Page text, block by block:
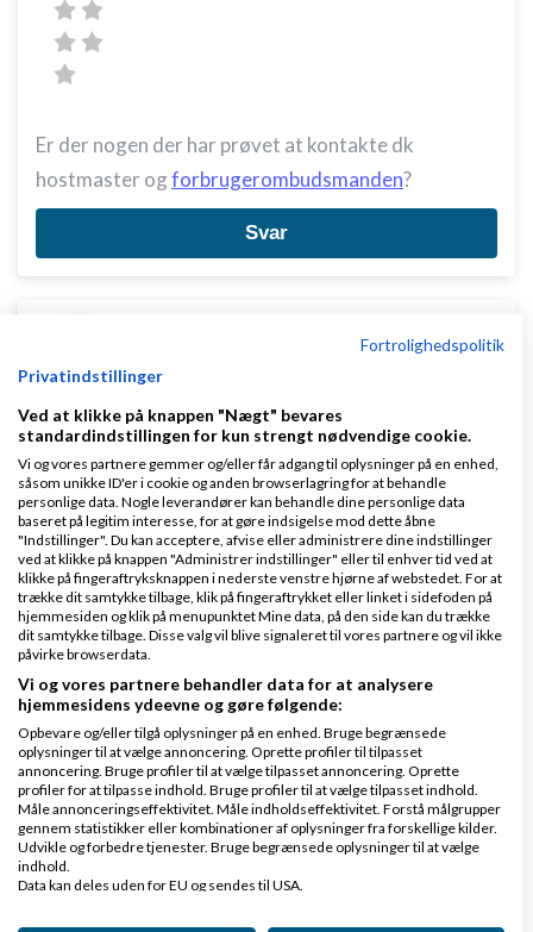
Er der nogen der har prøvet at kontakte dk
hostmaster ogforbrugerombudsmanden?
Svar
Mikkel deMib SvendsenSkrevet23-01-2011
Gennemsnit4,8 stjerner givet af4
person
Der findes en del websites af samme type. Jeg
kender dem fra mit arbejde med Reputation
Management. Fælles for dem alle er, at det efter
min mening er rendyrket afpresselse.
Den bedste måde at beskytte sig mod den slags er
ved at tage mine tidligere råd her om enTailgating
SEO Strategialvorligt. Men det tager tid. Så
rammes du i dag, så skal der andre metoder til, at
Fortrolighedspolitik
Privatindstillinger
Ved at klikke på knappen "Nægt" bevares
standardindstillingen for kun strengt nødvendige cookie.
Vi og vores partnere gemmer og/eller får adgang til oplysninger på en enhed,
såsom unikke ID'er i cookie og anden browserlagring for at behandle
personlige data. Nogle leverandører kan behandle dine personlige data
baseret på legitim interesse, for at gøre indsigelse mod dette åbne
"Indstillinger". Du kan acceptere, afvise eller administrere dine indstillinger
ved at klikke på knappen "Administrer indstillinger" eller til enhver tid ved at
klikke på fingeraftryksknappen i nederste venstre hjørne af webstedet. For at
trække dit samtykke tilbage, klik på fingeraftrykket eller linket i sidefoden på
hjemmesiden og klik på menupunktet Mine data, på den side kan du trække
dit samtykke tilbage. Disse valg vil blive signaleret til vores partnere og vil ikke
påvirke browserdata.
Vi og vores partnere behandler data for at analysere
hjemmesidens ydeevne og gøre følgende:
Opbevare og/eller tilgå oplysninger på en enhed. Bruge begrænsede
oplysninger til at vælge annoncering. Oprette profiler til tilpasset
annoncering. Bruge profiler til at vælge tilpasset annoncering. Oprette
profiler for at tilpasse indhold. Bruge profiler til at vælge tilpasset indhold.
Måle annonceringseffektivitet. Måle indholdseffektivitet. Forstå målgrupper
gennem statistikker eller kombinationer af oplysninger fra forskellige kilder.
Udvikle og forbedre tjenester. Bruge begrænsede oplysninger til at vælge
indhold.
Data kan deles uden for EU og sendes til USA.